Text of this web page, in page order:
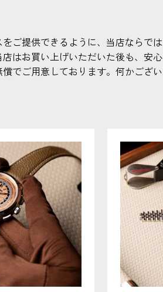
ご提供できるように、当店ならでは
はお買い上げいただいた後も、安心
でご用意しております。何かござい